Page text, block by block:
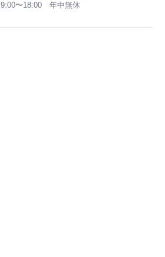
9:00〜18:00 年中無休